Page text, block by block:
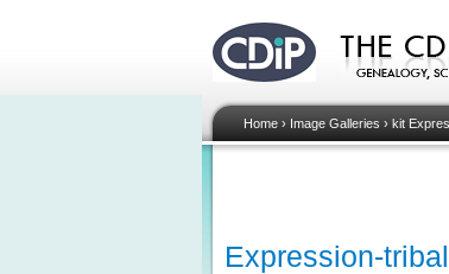
Home› Image Galleries › kit
Expression-